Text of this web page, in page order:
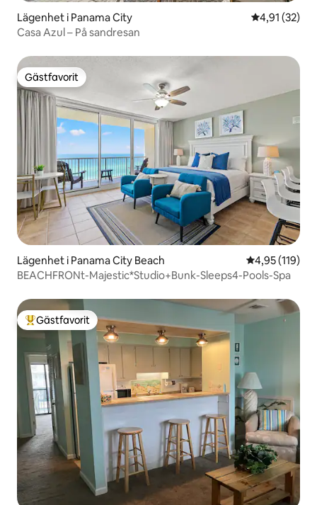
Lägenhet i Panama City 4,91 av 5 i
4,91 (32)
Casa Azul – På sandresan
Gästfavorit
Gästfavorit
Lägenhet i Panama City Beach 4,95 av 5 i
4,95 (119)
BEACHFRONt-Majestic*Studio+Bunk-Sleeps4-Pools-Spa
Populär gästfavorit
Gästfavorit